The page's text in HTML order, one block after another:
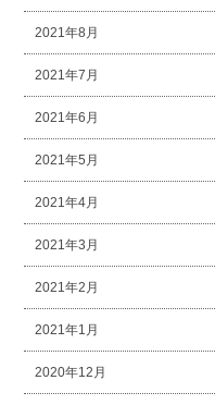
2021年8月
2021年7月
2021年6月
2021年5月
2021年4月
2021年3月
2021年2月
2021年1月
2020年12月